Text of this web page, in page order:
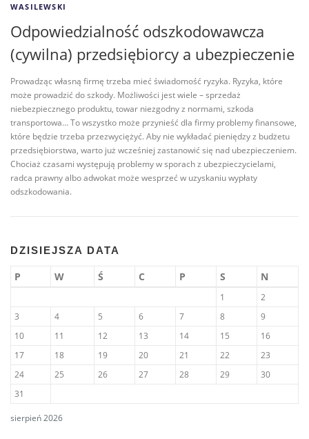
WASILEWSKI
Odpowiedzialność odszkodowawcza
(cywilna) przedsiębiorcy a ubezpieczenie
Prowadząc własną firmę trzeba mieć świadomość ryzyka. Ryzyka, które
może prowadzić do szkody. Możliwości jest wiele – sprzedaż
niebezpiecznego produktu, towar niezgodny z normami, szkoda
transportowa… To wszystko może przynieść dla firmy problemy finansowe,
które będzie trzeba przezwyciężyć. Aby nie wykładać pieniędzy z budżetu
przedsiębiorstwa, warto już wcześniej zastanowić się nad ubezpieczeniem.
Chociaż czasami występują problemy w sporach z ubezpieczycielami,
radca prawny albo adwokat może wesprzeć w uzyskaniu wypłaty
odszkodowania.
DZISIEJSZA DATA
sierpień 2026
P W Ś C P S N
1
2
3
4 5 6 7 8
9
10
11 12 13 14 15
16
17
18 19 20 21 22
23
24
25 26 27 28 29
30
31